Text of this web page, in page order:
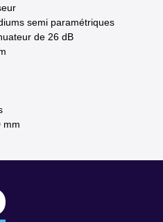
semi paramétriques
de 26 dB
mm